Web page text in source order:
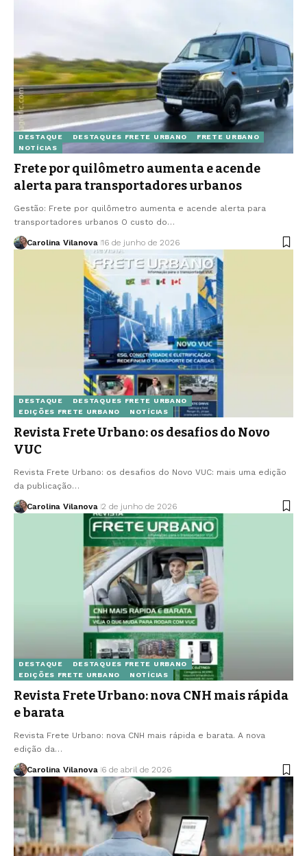
DESTAQUE DESTAQUES FRETE URBANO
FRETE URBANO
NOTÍCIAS
Frete por quilômetro aumenta e acende
alerta para transportadores urbanos
Gestão: Frete por quilômetro aumenta e acende alerta para
transportadores urbanos O custo do…
Carolina Vilanova 16 de junho de 2026
DESTAQUE
DESTAQUES FRETE URBANO
EDIÇÕES FRETE URBANO
NOTÍCIAS
Revista Frete Urbano: os desafios do Novo
VUC
Revista Frete Urbano: os desafios do Novo VUC: mais uma edição
da publicação…
Carolina Vilanova 2 de junho de 2026
DESTAQUE
DESTAQUES FRETE URBANO
EDIÇÕES FRETE URBANO
NOTÍCIAS
Revista Frete Urbano: nova CNH mais rápida
e barata
Revista Frete Urbano: nova CNH mais rápida e barata. A nova
edição da…
Carolina Vilanova 6 de abril de 2026